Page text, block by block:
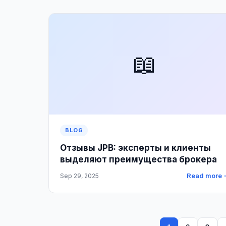
📖
BLOG
Отзывы JPB: эксперты и клиенты
выделяют преимущества брокера
Sep 29, 2025 Read more